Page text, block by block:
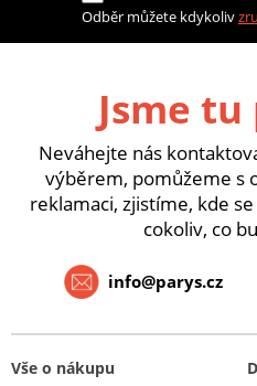
Odběr můžete kdykoliv
Jsme tu
Neváhejte nás
výběrem, pomůžeme s
reklamaci, zjistíme, kde
cokoliv, co
info@parys.cz
Vše o nákupu